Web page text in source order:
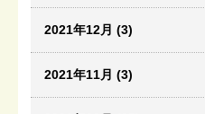
2021年12月 (3)
2021年11月 (3)